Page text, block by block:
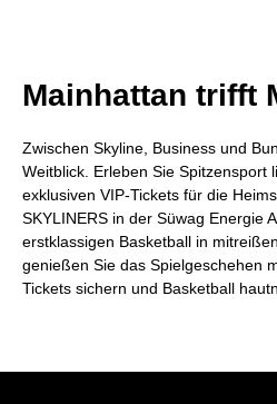
Mainhattan trifft
Zwischen Skyline, Business und
Weitblick. Erleben Sie Spitzensport
exklusiven VIP-Tickets für die
SKYLINERS in der Süwag Energie
erstklassigen Basketball in
genießen Sie das Spielgeschehen
Tickets sichern und Basketball